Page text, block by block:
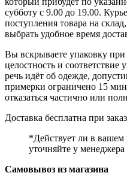
субботу с 9.00 до 19.00.
поступления товара на
выбрать удобное время
Вы вскрываете упаковку при
целостность и соответствие
речь идёт об одежде,
примерки ограничено 15
отказаться частично или
Доставка бесплатна при
*Действует ли в вашем
уточняйте у менеджера
Самовывоз из магазина